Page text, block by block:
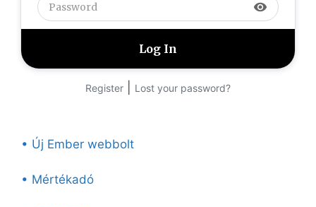
visibility
Register Lost your password?
• Új Ember webbolt
• Mértékadó